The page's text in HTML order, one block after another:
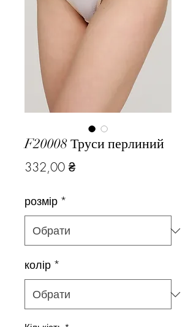
F20008 Труси перлиний
332,00 ₴Ціна
розмір *
колір *